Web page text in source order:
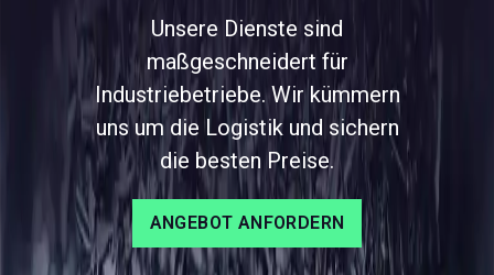
Unsere Dienste sind
maßgeschneidert für
Industriebetriebe. Wir kümmern
uns um die Logistik und sichern
die besten Preise.
ANGEBOT ANFORDERN